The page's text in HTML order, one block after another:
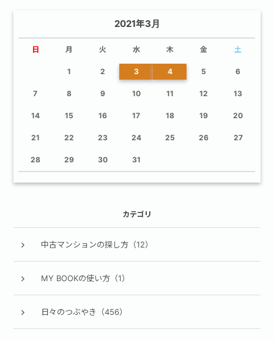
2021年3月
日 月 火 水 木 金 土
1 2 3 4 5 6
7 8 9 10 11 12 13
14 15 16 17 18 19 20
21 22 23 24 25 26 27
28 29 30 31
カテゴリ
中古マンションの探し方（12）
MY BOOKの使い方（1）
日々のつぶやき（456）